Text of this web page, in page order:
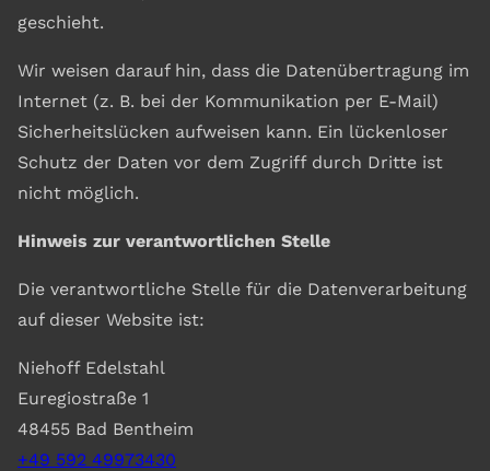
geschieht.
Wir weisen darauf hin, dass die Datenübertragung im
Internet (z. B. bei der Kommunikation per E-Mail)
Sicherheitslücken aufweisen kann. Ein lückenloser
Schutz der Daten vor dem Zugriff durch Dritte ist
nicht möglich.
Hinweis zur verantwortlichen Stelle
Die verantwortliche Stelle für die Datenverarbeitung
auf dieser Website ist:
Niehoff Edelstahl
Euregiostraße 1
48455 Bad Bentheim
+49 592 49973430